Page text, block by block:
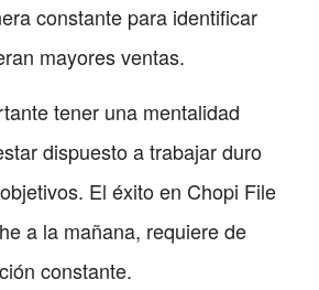
constante para identificar
mayores ventas.
tener una mentalidad
dispuesto a trabajar duro
El éxito en Chopi File
a la mañana, requiere de
constante.